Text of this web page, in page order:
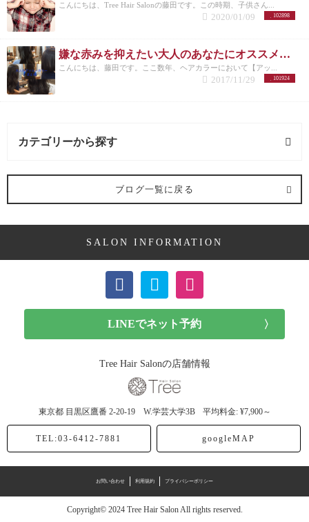
こんにちは、Tree Hair Salonの藤田です。この時期、子供さん...
102898
2020/01/09
嫌な赤みを抑えたい大人のあなたにオススメしたいヘアカラー【アッシュ】
こんにちは、藤田です。ここ数年、ヘアカラーにおいて【アッ...
101924
2017/11/29
カテゴリーから探す
髪型 (54記事)
ヘアドネーション (1記事)
ヘアカラー (40記事)
ブログ一覧に戻る
SALON INFORMATION
Tree Hair Salonの店舗情報
東京都 目黒区鷹番 2-20-19 W.学芸大学3B 平均料金: ¥7,900～
TEL:03-6412-7881 googleMAP
お問い合わせ 利用規約 プライバシーポリシー
Copyright© 2024 Tree Hair Salon All rights reserved.